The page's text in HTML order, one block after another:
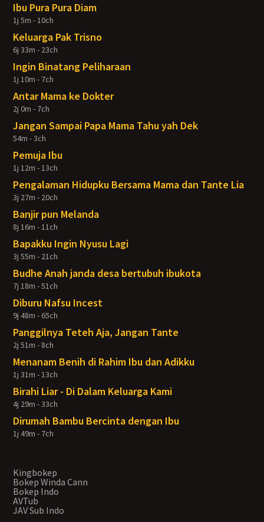
Ibu Pura Pura Diam
1j 5m - 10ch
Keluarga Pak Trisno
6j 33m - 23ch
Ingin Binatang Peliharaan
1j 10m - 7ch
Antar Mama ke Dokter
2j 0m - 7ch
Jangan Sampai Papa Mama Tahu yah Dek
54m - 3ch
Pemuja Ibu
1j 12m - 13ch
Pengalaman Hidupku Bersama Mama dan Tante Lia
3j 27m - 20ch
Banjir pun Melanda
8j 16m - 11ch
Bapakku Ingin Nyusu Lagi
3j 55m - 21ch
Budhe Anah janda desa bertubuh ibukota
7j 18m - 51ch
Diburu Nafsu Incest
9j 48m - 65ch
Panggilnya Teteh Aja, Jangan Tante
2j 51m - 8ch
Menanam Benih di Rahim Ibu dan Adikku
1j 31m - 13ch
Birahi Liar - Di Dalam Keluarga Kami
4j 29m - 33ch
Dirumah Bambu Bercinta dengan Ibu
1j 49m - 7ch
Kingbokep
Bokep Winda Cann
Bokep Indo
AVTub
JAV Sub Indo